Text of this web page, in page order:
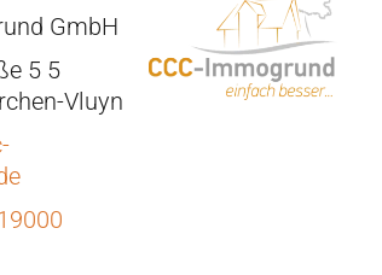
GmbH
5 5
Vluyn